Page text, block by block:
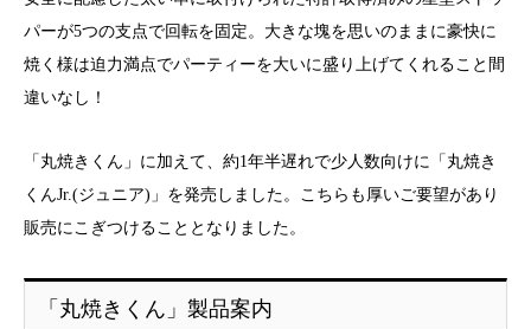
パーが5つの支点で回転を固定。大きな塊を思いのままに豪快に
焼く様は迫力満点でパーティーを大いに盛り上げてくれること間
違いなし！
「丸焼きくん」に加えて、約1年半遅れで少人数向けに「丸焼き
くんJr.(ジュニア)」を発売しました。こちらも厚いご要望があり
販売にこぎつけることとなりました。
「丸焼きくん」製品案内